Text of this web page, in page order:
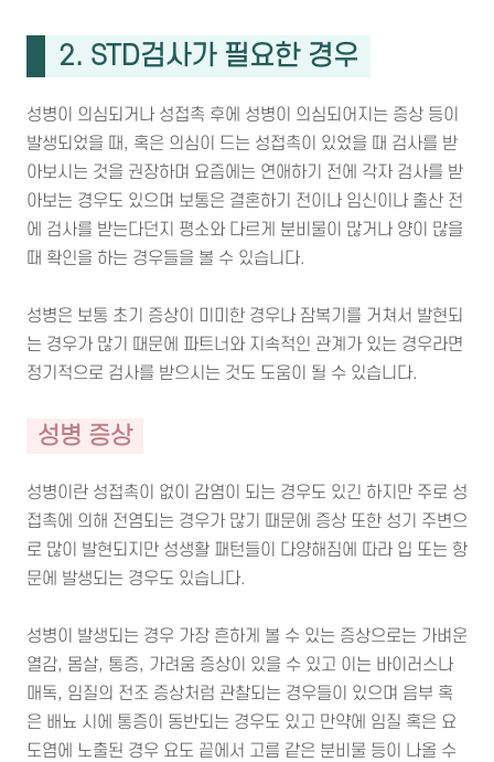
2. STD검사가 필요한 경우
성병이 의심되거나 성접촉 후에 성병이 의심되어지는 증상 등이
발생되었을 때, 혹은 의심이 드는 성접촉이 있었을 때 검사를 받
아보시는 것을 권장하며 요즘에는 연애하기 전에 각자 검사를 받
아보는 경우도 있으며 보통은 결혼하기 전이나 임신이나 출산 전
에 검사를 받는다던지 평소와 다르게 분비물이 많거나 양이 많을
때 확인을 하는 경우들을 볼 수 있습니다.
성병은 보통 초기 증상이 미미한 경우나 잠복기를 거쳐서 발현되
는 경우가 많기 때문에 파트너와 지속적인 관계가 있는 경우라면
정기적으로 검사를 받으시는 것도 도움이 될 수 있습니다.
성병 증상
성병이란 성접촉이 없이 감염이 되는 경우도 있긴 하지만 주로 성
접촉에 의해 전염되는 경우가 많기 때문에 증상 또한 성기 주변으
로 많이 발현되지만 성생활 패턴들이 다양해짐에 따라 입 또는 항
문에 발생되는 경우도 있습니다.
성병이 발생되는 경우 가장 흔하게 볼 수 있는 증상으로는 가벼운
열감, 몸살, 통증, 가려움 증상이 있을 수 있고 이는 바이러스나
매독, 임질의 전조 증상처럼 관찰되는 경우들이 있으며 음부 혹
은 배뇨 시에 통증이 동반되는 경우도 있고 만약에 임질 혹은 요
도염에 노출된 경우 요도 끝에서 고름 같은 분비물 등이 나올 수